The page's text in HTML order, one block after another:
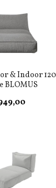
& Indoor
BLOMUS